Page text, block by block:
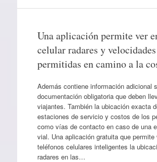
Una aplicación permite ver
celular radares y velocidades
permitidas en camino a la
Además contiene información adicional
documentación obligatoria que deben
viajantes. También la ubicación exacta
estaciones de servicio y costos de los
como vías de contacto en caso de una
vial. Una aplicación gratuita que permite
teléfonos celulares inteligentes la
radares en las…